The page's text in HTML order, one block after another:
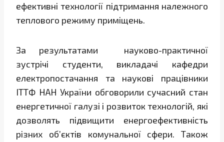
ефективні технології підтримання належного
теплового режиму приміщень.
За результатами науково-практичної
зустрічі студенти, викладачі кафедри
електропостачання та наукові працівники
ІТТФ НАН України обговорили сучасний стан
енергетичної галузі і розвиток технологій, які
дозволять підвищити енергоефективність
різних об’єктів комунальної сфери. Також